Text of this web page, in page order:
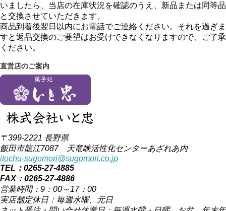
いましたら、当店の在庫状況を確認のうえ、新品または同等品
と交換させていただきます。
商品到着後翌日以内にお電話でご連絡ください。それを過ぎま
すと返品交換のご要望はお受けできなくなりますので、ご了承
ください。
直営店のご案内
〒399-2221 長野県
飯田市龍江7087 天竜峡活性化センターあざれあ内
itochu-sugomori@sugomori.co.jp
TEL：0265-27-4885
FAX：0265-27-4886
営業時間：9：00～17：00
実店舗定休日：毎週水曜、元日